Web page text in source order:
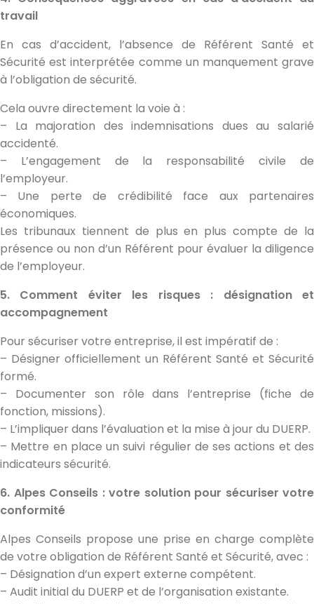
travail
En cas d’accident, l’absence de Référent Santé et
Sécurité est interprétée comme un manquement grave
à l’obligation de sécurité.
Cela ouvre directement la voie à :
– La majoration des indemnisations dues au salarié
accidenté.
– L’engagement de la responsabilité civile de
l’employeur.
– Une perte de crédibilité face aux partenaires
économiques.
Les tribunaux tiennent de plus en plus compte de la
présence ou non d’un Référent pour évaluer la diligence
de l’employeur.
5. Comment éviter les risques : désignation et
accompagnement
Pour sécuriser votre entreprise, il est impératif de :
– Désigner officiellement un Référent Santé et Sécurité
formé.
– Documenter son rôle dans l’entreprise (fiche de
fonction, missions).
– L’impliquer dans l’évaluation et la mise à jour du DUERP.
– Mettre en place un suivi régulier de ses actions et des
indicateurs sécurité.
6. Alpes Conseils : votre solution pour sécuriser votre
conformité
Alpes Conseils propose une prise en charge complète
de votre obligation de Référent Santé et Sécurité, avec :
– Désignation d’un expert externe compétent.
– Audit initial du DUERP et de l’organisation existante.